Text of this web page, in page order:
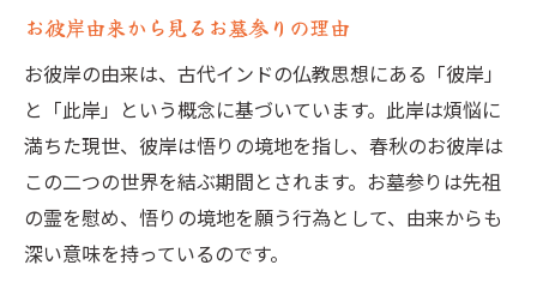
お彼岸由来から見るお墓参りの理由
お彼岸の由来は、古代インドの仏教思想にある「彼岸」
と「此岸」という概念に基づいています。此岸は煩悩に
満ちた現世、彼岸は悟りの境地を指し、春秋のお彼岸は
この二つの世界を結ぶ期間とされます。お墓参りは先祖
の霊を慰め、悟りの境地を願う行為として、由来からも
深い意味を持っているのです。